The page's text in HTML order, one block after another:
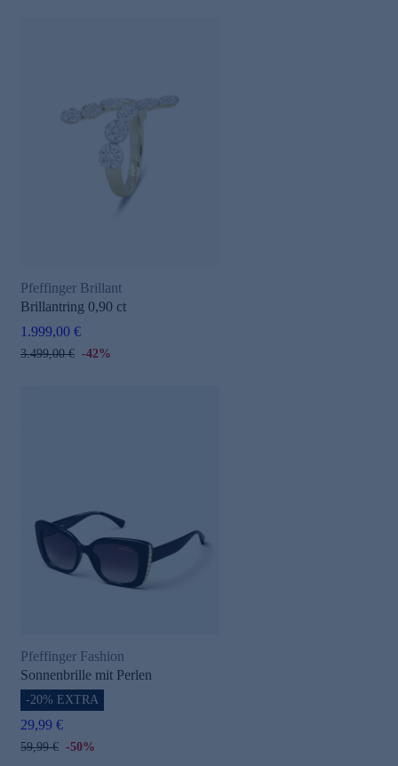
Pfeffinger Brillant
Brillantring 0,90 ct
1.999,00 €
3.499,00 € -42%
Pfeffinger Fashion
Sonnenbrille mit Perlen
-20% EXTRA
29,99 €
59,99 € -50%